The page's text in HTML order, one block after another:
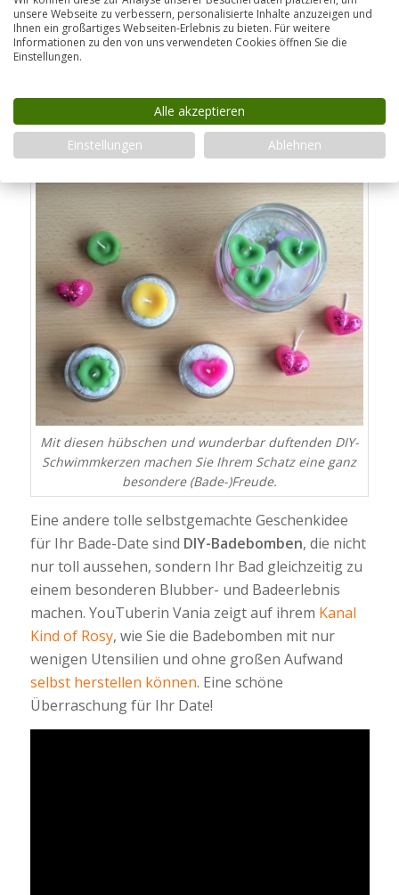
Das Besondere:die kleinen Kerzen lassen sich in
verschiedenen Formen, Farben und Düften
anfertigen – perfekt also, um sie ganz auf die
abzustimmen. Sie können sie außerdem direkt in
Ihrer Badewanne schwimmen und Ihr Bad damit
herrlich schön erstrahlen lassen.
Mit diesen hübschen und wunderbar duftenden DIY-
Schwimmkerzen machen Sie Ihrem Schatz eine ganz
besondere (Bade-)Freude.
Eine andere tolle selbstgemachte Geschenkidee
für Ihr Bade-Date sind DIY-Badebomben, die nicht
nur toll aussehen, sondern Ihr Bad gleichzeitig zu
einem besonderen Blubber- und Badeerlebnis
machen. YouTuberin Vania zeigt auf ihrem Kanal
Kind of Rosy, wie Sie die Badebomben mit nur
wenigen Utensilien und ohne großen Aufwand
selbst herstellen können. Eine schöne
Überraschung für Ihr Date!
unsere Webseite zu verbessern, personalisierte Inhalte anzuzeigen und
Ihnen ein großartiges Webseiten-Erlebnis zu bieten. Für weitere
Informationen zu den von uns verwendeten Cookies öffnen Sie die
Einstellungen.
Alle akzeptieren
Einstellungen
Ablehnen